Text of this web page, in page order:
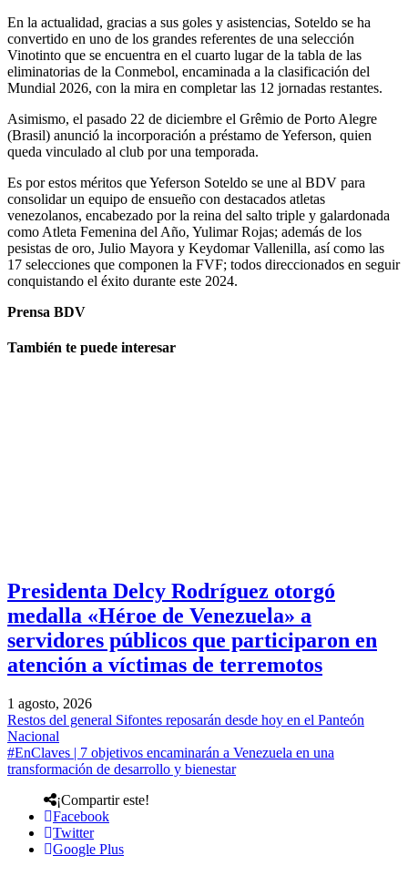
En la actualidad, gracias a sus goles y asistencias, Soteldo se ha
convertido en uno de los grandes referentes de una selección
Vinotinto que se encuentra en el cuarto lugar de la tabla de las
eliminatorias de la Conmebol, encaminada a la clasificación del
Mundial 2026, con la mira en completar las 12 jornadas restantes.
Asimismo, el pasado 22 de diciembre el Grêmio de Porto Alegre
(Brasil) anunció la incorporación a préstamo de Yeferson, quien
queda vinculado al club por una temporada.
Es por estos méritos que Yeferson Soteldo se une al BDV para
consolidar un equipo de ensueño con destacados atletas
venezolanos, encabezado por la reina del salto triple y galardonada
como Atleta Femenina del Año, Yulimar Rojas; además de los
pesistas de oro, Julio Mayora y Keydomar Vallenilla, así como las
17 selecciones que componen la FVF; todos direccionados en seguir
conquistando el éxito durante este 2024.
Prensa BDV
También te puede interesar
Presidenta Delcy Rodríguez otorgó
medalla «Héroe de Venezuela» a
servidores públicos que participaron en
atención a víctimas de terremotos
1 agosto, 2026
Restos del general Sifontes reposarán desde hoy en el Panteón
Nacional
#EnClaves | 7 objetivos encaminarán a Venezuela en una
transformación de desarrollo y bienestar
¡Compartir este!
Facebook
Twitter
Google Plus